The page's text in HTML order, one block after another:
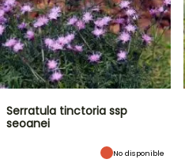
Serratula tinctoria ssp
seoanei
No disponible